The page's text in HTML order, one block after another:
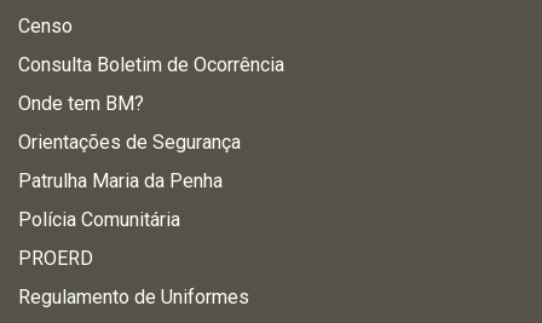
Censo
Consulta Boletim de Ocorrência
Onde tem BM?
Orientações de Segurança
Patrulha Maria da Penha
Polícia Comunitária
PROERD
Regulamento de Uniformes